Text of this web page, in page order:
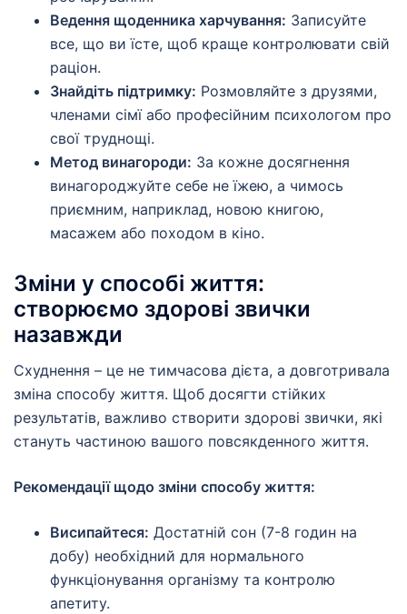
Ведення щоденника харчування: Записуйте
все, що ви їсте, щоб краще контролювати свій
раціон.
Знайдіть підтримку: Розмовляйте з друзями,
членами сімї або професійним психологом про
свої труднощі.
Метод винагороди: За кожне досягнення
винагороджуйте себе не їжею, а чимось
приємним, наприклад, новою книгою,
масажем або походом в кіно.
Зміни у способі життя:
створюємо здорові звички
назавжди
Схуднення – це не тимчасова дієта, а довготривала
зміна способу життя. Щоб досягти стійких
результатів, важливо створити здорові звички, які
стануть частиною вашого повсякденного життя.
Рекомендації щодо зміни способу життя:
Висипайтеся: Достатній сон (7-8 годин на
добу) необхідний для нормального
функціонування організму та контролю
апетиту.